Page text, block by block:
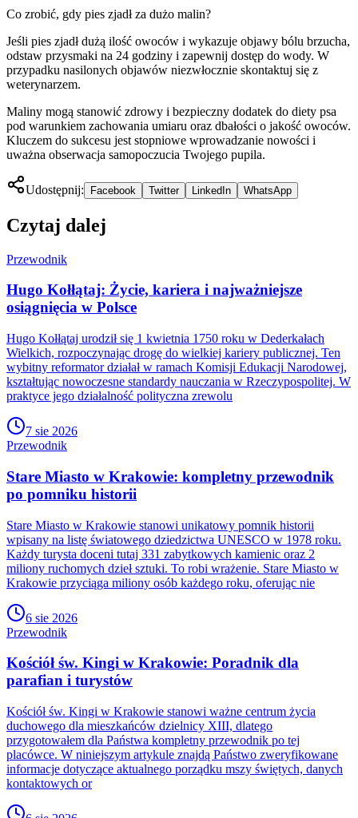
Co zrobić, gdy pies zjadł za dużo malin?
Jeśli pies zjadł dużą ilość owoców i wykazuje objawy bólu brzucha,
odstaw przysmaki na 24 godziny i zapewnij dostęp do wody. W
przypadku nasilonych objawów niezwłocznie skontaktuj się z
weterynarzem.
Maliny mogą stanowić zdrowy i bezpieczny dodatek do diety psa
pod warunkiem zachowania umiaru oraz dbałości o jakość owoców.
Kluczem do sukcesu jest stopniowe wprowadzanie nowości i
uważna obserwacja samopoczucia Twojego pupila.
Udostępnij: Facebook Twitter LinkedIn WhatsApp
Czytaj dalej
Przewodnik
Hugo Kołłątaj: Życie, kariera i najważniejsze
osiągnięcia w Polsce
Hugo Kołłątaj urodził się 1 kwietnia 1750 roku w Dederkałach
Wielkich, rozpoczynając drogę do wielkiej kariery publicznej. Ten
wybitny reformator działał w ramach Komisji Edukacji Narodowej,
kształtując nowoczesne standardy nauczania w Rzeczypospolitej. W
praktyce jego działalność polityczna zrewolu
7 sie 2026
Przewodnik
Stare Miasto w Krakowie: kompletny przewodnik
po pomniku historii
Stare Miasto w Krakowie stanowi unikatowy pomnik historii
wpisany na listę światowego dziedzictwa UNESCO w 1978 roku.
Każdy turysta doceni tutaj 331 zabytkowych kamienic oraz 2
miliony ruchomych dzieł sztuki. To robi wrażenie. Stare Miasto w
Krakowie przyciąga miliony osób każdego roku, oferując nie
6 sie 2026
Przewodnik
Kościół św. Kingi w Krakowie: Poradnik dla
parafian i turystów
Kościół św. Kingi w Krakowie stanowi ważne centrum życia
duchowego dla mieszkańców dzielnicy XIII, dlatego
przygotowałem dla Państwa kompletny przewodnik po tej
placówce. W niniejszym artykule znajdą Państwo zweryfikowane
informacje dotyczące aktualnego porządku mszy świętych, danych
kontaktowych or